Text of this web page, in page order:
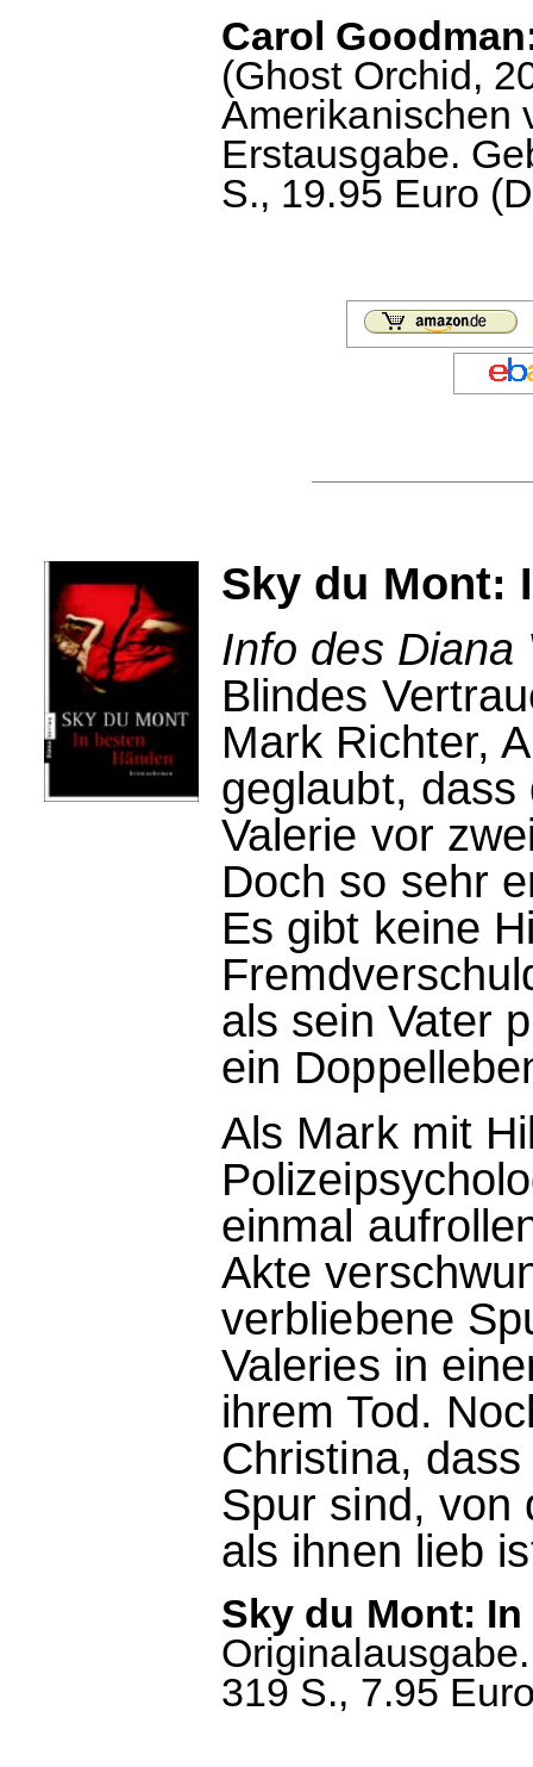
Carol
(Ghost Orchid,
Amerikanischen
Erstausgabe.
S., 19.95 Euro
Sky du Mont:
Info des Diana
Blindes
Mark Richter,
geglaubt,
Valerie vor
Doch so sehr
Es gibt keine
als sein Vater
ein
Als Mark mit
einmal
Akte
verbliebene
Valeries in
ihrem Tod.
Christina,
Spur sind, von
als ihnen lieb
Sky du Mont:
319 S., 7.95